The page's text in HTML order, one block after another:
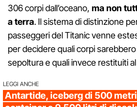
306 corpi dall’oceano, ma non
a terra. Il sistema di distinzione
passeggeri del Titanic venne
per decidere quali corpi
sepoltura e quali invece restituiti
LEGGI ANCHE
Antartide, iceberg di 500